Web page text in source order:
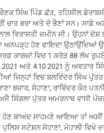
ਸਿੰਘ ਪਿੰਡ ਛੱਤ, ਤਹਿਸੀਲ
ਚਾਰ ਭਰਾ ਅਤੇ ਦੋ ਭੈਣਾਂ ਸਨ। ਸਾਡੇ
ਵਿਰਾਸਤੀ ਜ਼ਮੀਨ ਸੀ। ਉਹਨਾਂ
ਅਨਪੜ੍ਹ ਹੋਣ ਫਾਇਦਾ ਉਠਾਉਂਦਿਆਂ
ਕਾਗਜ਼ਾਂ ਵਿਚ 1 ਕਰੋੜ 88 ਲੱਖ
ਅਤੇ 4.10.2021 ਨੂੰ ਅਵਤਾਰ
ਜਿਨ੍ਹਾਂ ਵਿਚ ਬਲਵਿੰਦਰ ਸਿੰਘ
ਬਜ਼ਾਰ, ਸੋਹਾਣਾ, ਰਾਵਿੰਦਰ ਕੌਰ
ਸਿੰਗਲਾ ਪੁੱਤਰ ਅਮਰਨਾਥ ਵਾਸੀ
ਹੋਣ ਬਾਅਦ ਸਾਹਮਣੇ ਆਇਆ ਤਾਂ
ਸਟੇਸ਼ਨ ਸੋਹਾਣਾ, ਮੋਹਾਲੀ